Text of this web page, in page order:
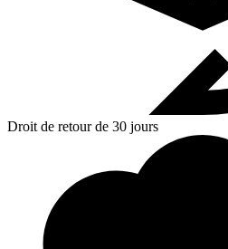
Droit de retour de 30 jours